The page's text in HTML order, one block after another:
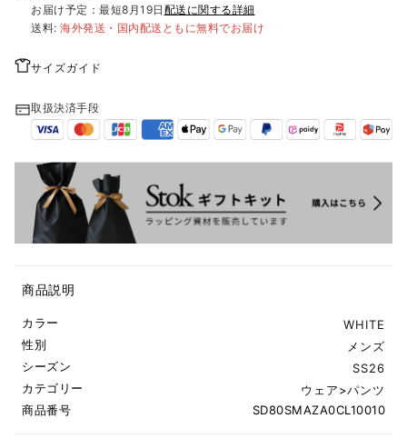
お届け予定：最短8月19日 配送に関する詳細
送料: 海外発送・国内配送ともに無料でお届け
サイズガイド
取扱決済手段
商品説明
カラー
WHITE
性別
メンズ
シーズン
SS26
カテゴリー
ウェア>パンツ
商品番号
SD80SMAZA0CL10010